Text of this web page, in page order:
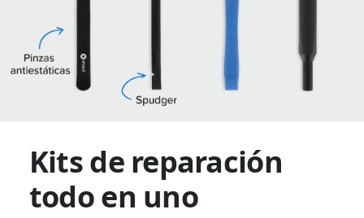
Kits de reparación
todo en uno